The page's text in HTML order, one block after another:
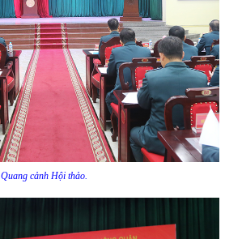
Quang cảnh Hội thảo.